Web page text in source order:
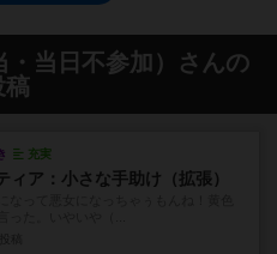
・当日不参加）さんの
稿
充実
ィア：小さな手助け（拡張）